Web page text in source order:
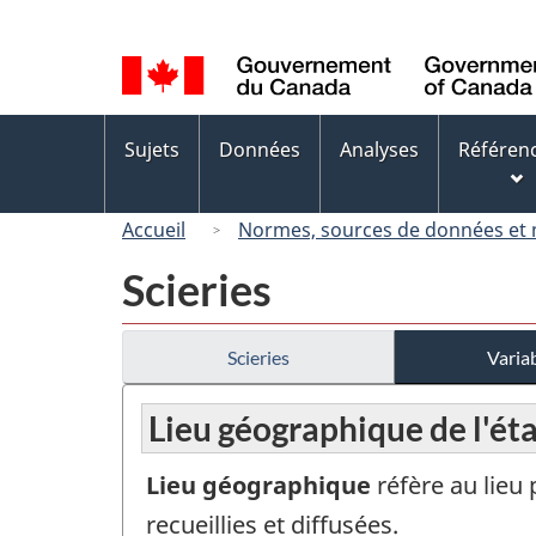
de
la
langue
des
Sujets Données Analyses
Accueil Normes, sources de données et
Scieries
Scieries
Lieu géographique de
Lieu géographique réfère au lieu
recueillies et diffusées.